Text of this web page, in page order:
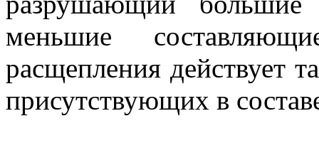
меньшие
расщепления действует
присутствующих в